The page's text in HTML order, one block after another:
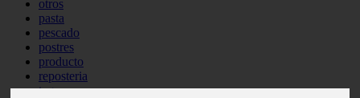
otros
pasta
pescado
postres
producto
reposteria
tag